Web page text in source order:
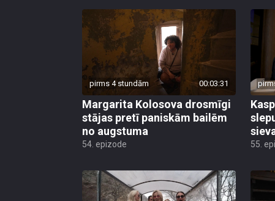
pirms 4 stundām 00:03:31
Margarita Kolosova drosmīgi
stājas pretī paniskām bailēm
no augstuma
54. epizode 55.